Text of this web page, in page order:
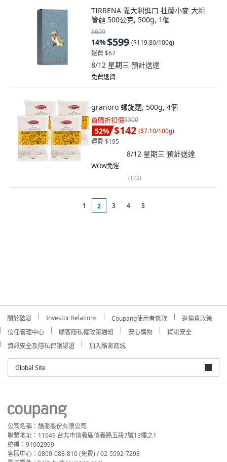
TIRRENA 義大利進口 杜蘭小麥 大粗
管麵 500公克, 500g, 1個
$699
14%$599 ($119.80/100g)
運費 $67
8/12 星期三 預計送達
免費退貨
granoro 螺旋麵, 500g, 4個
首購折扣價$300
52% $142 ($7.10/100g)
運費 $195
8/12 星期三 預計送達
WOW免運
(172)
1 2 3 4 5
關於酷澎 Investor Relations Coupang使用者條款
退換貨政策
信任管理中心
顧客隱私權政策通知 安心購物
資訊安全
資訊安全及隱私保護認證
加入酷澎商城
Global Site
公司名稱：酷澎股份有限公司
聯繫地址：11049 台北市信義區信義路五段7號13樓之1
統編：91002999
客服中心：0809-088-810 (免費) / 02-5592-7298